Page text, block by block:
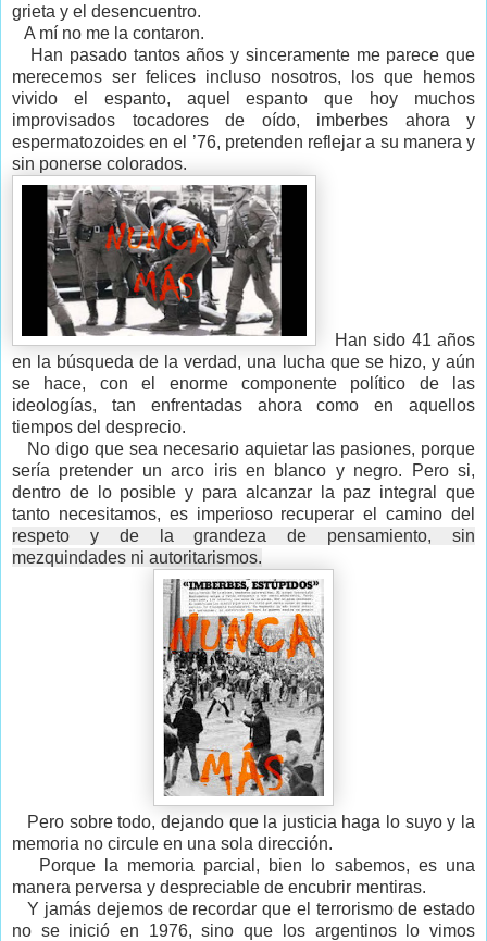
grieta y el desencuentro.
A mí no me la contaron.
Han pasado tantos años y sinceramente me parece que
merecemos ser felices incluso nosotros, los que hemos
vivido el espanto, aquel espanto que hoy muchos
improvisados tocadores de oído, imberbes ahora y
espermatozoides en el ’76, pretenden reflejar a su manera y
sin ponerse colorados.
Han sido 41 años
en la búsqueda de la verdad, una lucha que se hizo, y aún
se hace, con el enorme componente político de las
ideologías, tan enfrentadas ahora como en aquellos
tiempos del desprecio.
No digo que sea necesario aquietar las pasiones, porque
sería pretender un arco iris en blanco y negro. Pero si,
dentro de lo posible y para alcanzar la paz integral que
tanto necesitamos, es imperioso recuperar el camino del
respeto y de la grandeza de pensamiento, sin
mezquindades ni autoritarismos.
Pero sobre todo, dejando que la justicia haga lo suyo y la
memoria no circule en una sola dirección.
Porque la memoria parcial, bien lo sabemos, es una
manera perversa y despreciable de encubrir mentiras.
Y jamás dejemos de recordar que el terrorismo de estado
no se inició en 1976, sino que los argentinos lo vimos